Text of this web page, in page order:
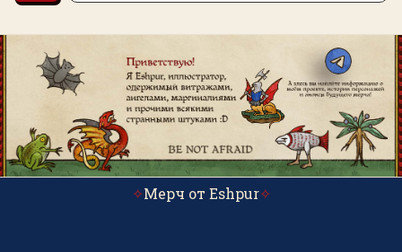
✧Мерч от Eshpur✧